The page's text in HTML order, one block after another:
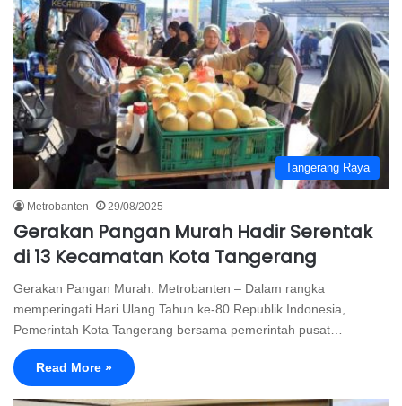
Tangerang Raya
Metrobanten 29/08/2025
Gerakan Pangan Murah Hadir Serentak
di 13 Kecamatan Kota Tangerang
Gerakan Pangan Murah. Metrobanten – Dalam rangka
memperingati Hari Ulang Tahun ke-80 Republik Indonesia,
Pemerintah Kota Tangerang bersama pemerintah pusat…
Read More »